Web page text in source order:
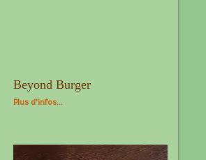
Beyond Burger
Plus d'infos...